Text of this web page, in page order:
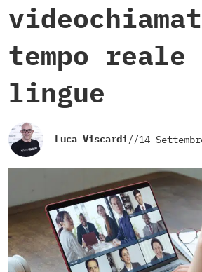
tempo
lingue
Luca Viscardi//14